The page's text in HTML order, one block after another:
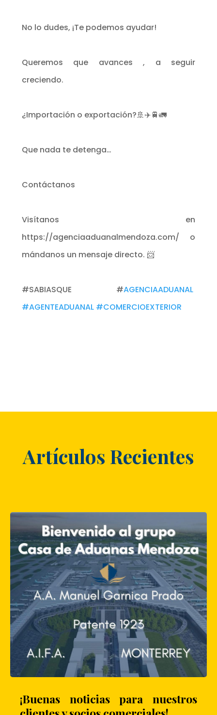
No lo dudes, ¡Te podemos ayudar!
Queremos que avances , a seguir
creciendo.
¿Importación o exportación?🚢✈️🚆🚛
Que nada te detenga…
Contáctanos
Visítanos en
https://agenciaaduanalmendoza.com/ o
mándanos un mensaje directo. 📨
#SABIASQUE #AGENCIAADUANAL
#AGENTEADUANAL #COMERCIOEXTERIOR
Artículos Recientes
¡Buenas noticias para nuestros